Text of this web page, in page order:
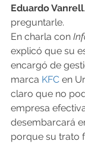
Eduardo Vanrell
preguntarle.
En charla con
explicó que su
encargó de
marca KFC en
claro que no
empresa
desembarcará
porque su trato